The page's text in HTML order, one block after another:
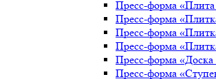
Пресс-форма
Пресс-форма
Пресс-форма
Пресс-форма
Пресс-форма
Пресс-форма